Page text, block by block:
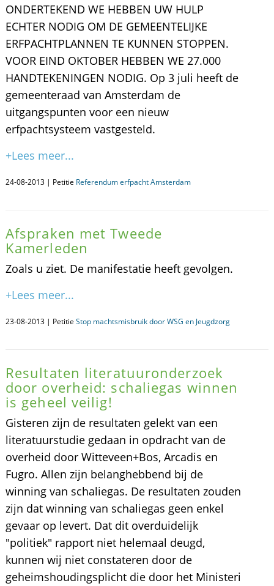
ONDERTEKEND WE HEBBEN UW HULP
ECHTER NODIG OM DE GEMEENTELIJKE
ERFPACHTPLANNEN TE KUNNEN STOPPEN.
VOOR EIND OKTOBER HEBBEN WE 27.000
HANDTEKENINGEN NODIG. Op 3 juli heeft de
gemeenteraad van Amsterdam de
uitgangspunten voor een nieuw
erfpachtsysteem vastgesteld.
+Lees meer...
24-08-2013 | Petitie Referendum erfpacht Amsterdam
Afspraken met Tweede
Kamerleden
Zoals u ziet. De manifestatie heeft gevolgen.
+Lees meer...
23-08-2013 | Petitie Stop machtsmisbruik door WSG en Jeugdzorg
Resultaten literatuuronderzoek
door overheid: schaliegas winnen
is geheel veilig!
Gisteren zijn de resultaten gelekt van een
literatuurstudie gedaan in opdracht van de
overheid door Witteveen+Bos, Arcadis en
Fugro. Allen zijn belanghebbend bij de
winning van schaliegas. De resultaten zouden
zijn dat winning van schaliegas geen enkel
gevaar op levert. Dat dit overduidelijk
"politiek" rapport niet helemaal deugd,
kunnen wij niet constateren door de
geheimshoudingsplicht die door het Ministeri